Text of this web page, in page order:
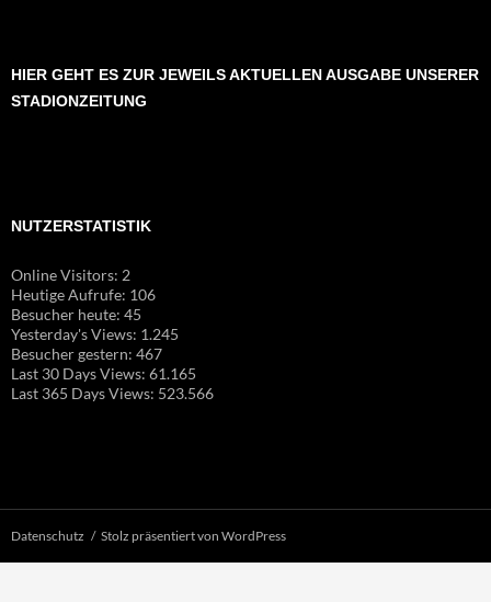
HIER GEHT ES ZUR JEWEILS AKTUELLEN AUSGABE UNSERER
STADIONZEITUNG
NUTZERSTATISTIK
Online Visitors: 2
Heutige Aufrufe: 106
Besucher heute: 45
Yesterday's Views: 1.245
Besucher gestern: 467
Last 30 Days Views: 61.165
Last 365 Days Views: 523.566
Datenschutz Stolz präsentiert von WordPress